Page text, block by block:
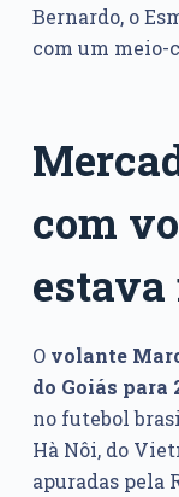
Bernardo, o
com um meio-
com
O volante
do Goiás para
no futebol
Hà Nôi, do
apuradas pela